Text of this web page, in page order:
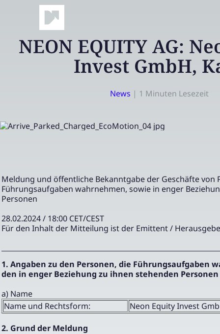
NEON EQUITY AG:
Invest GmbH,
News | 1 Minuten Lesezeit
Meldung und öffentliche Bekanntgabe der Geschäfte von
Führungsaufgaben wahrnehmen, sowie in enger
Personen
28.02.2024 / 18:00 CET/CEST
Für den Inhalt der Mitteilung ist der Emittent /
1. Angaben zu den Personen, die Führungsaufgaben
den in enger Beziehung zu ihnen stehenden Personen
a) Name
Name und Rechtsform:
Neon Equity Invest
2. Grund der Meldung